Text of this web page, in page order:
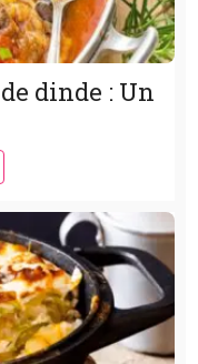
dinde : Un